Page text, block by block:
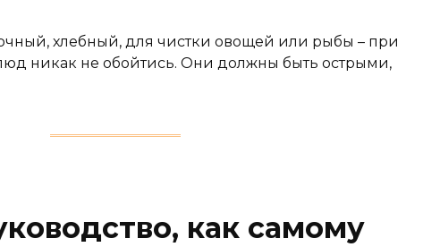
хлебный, для чистки овощей или рыбы – при
никак не обойтись. Они должны быть острыми,
как самому